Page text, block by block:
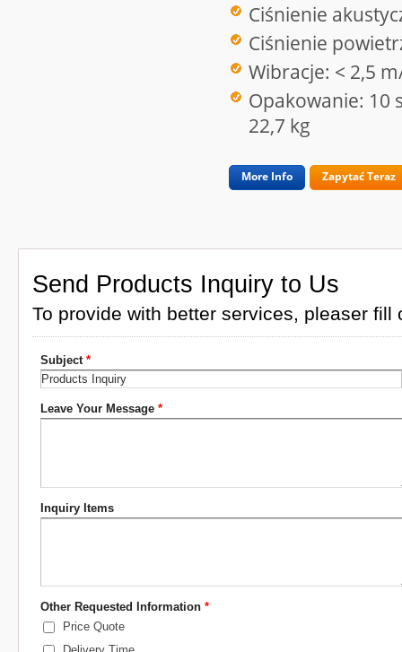
Ciśnienie
Ciśnienie
Wibracje: < 2,5
Opakowanie: 10
22,7 kg
More Info Zapytać Teraz